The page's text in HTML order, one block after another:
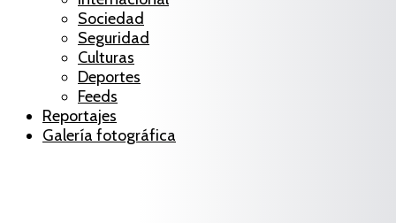
Sociedad
Seguridad
Culturas
Deportes
Feeds
Reportajes
Galería fotográfica